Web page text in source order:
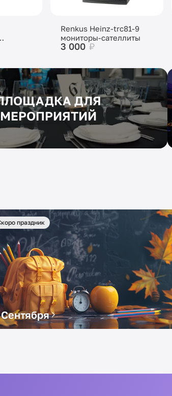
Renkus Heinz-trc81-9
мониторы-сателлиты
3 000 ₽
ДЛЯ
МЕРОПРИЯТИЙ
праздник
Сентября